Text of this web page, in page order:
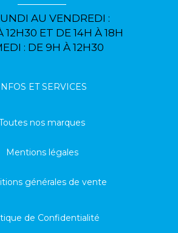
AU VENDREDI :
12H30 ET DE 14H À 18H
: DE 9H À 12H30
ET SERVICES
nos marques
Mentions légales
générales de vente
de Confidentialité